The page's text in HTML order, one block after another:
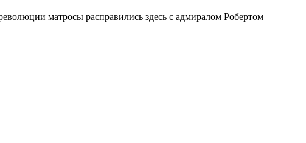
матросы расправились здесь с адмиралом Робертом